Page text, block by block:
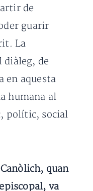
de
guarir
La
diàleg, de
en aquesta
humana al
polític, social
quan
va